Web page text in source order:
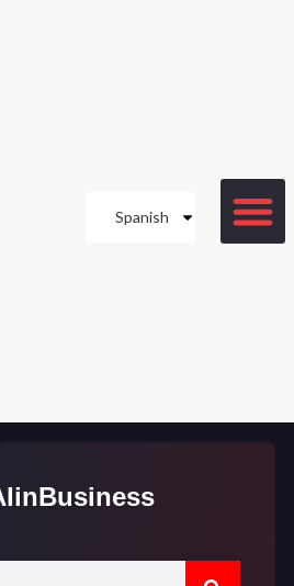
Spanish